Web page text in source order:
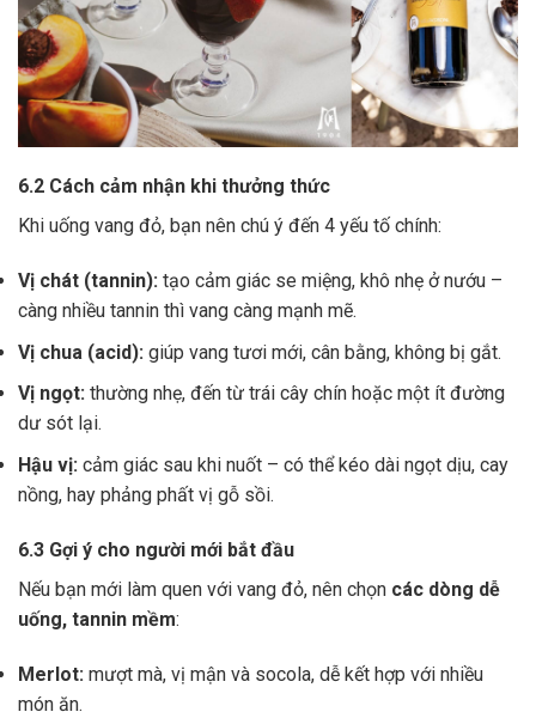
6.2 Cách cảm nhận khi thưởng thức
Khi uống vang đỏ, bạn nên chú ý đến 4 yếu tố chính:
Vị chát (tannin): tạo cảm giác se miệng, khô nhẹ ở nướu –
càng nhiều tannin thì vang càng mạnh mẽ.
Vị chua (acid): giúp vang tươi mới, cân bằng, không bị gắt.
Vị ngọt: thường nhẹ, đến từ trái cây chín hoặc một ít đường
dư sót lại.
Hậu vị: cảm giác sau khi nuốt – có thể kéo dài ngọt dịu, cay
nồng, hay phảng phất vị gỗ sồi.
6.3 Gợi ý cho người mới bắt đầu
Nếu bạn mới làm quen với vang đỏ, nên chọn các dòng dễ
uống, tannin mềm:
Merlot: mượt mà, vị mận và socola, dễ kết hợp với nhiều
món ăn.